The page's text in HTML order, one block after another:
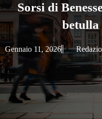
Sorsi di
betulla
Gennaio 11, 2026